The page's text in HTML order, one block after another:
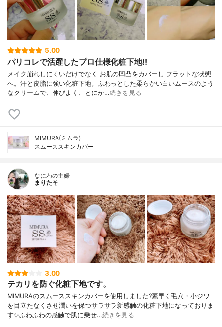
5.00
パリコレで活躍したプロ仕様化粧下地!!
メイク崩れしにくいだけでなく お肌の凹凸をカバーし フラットな状態
へ。汗と皮脂に強い化粧下地。ふわっとした柔らかい白いムースのよう
なクリームで、伸びよく、とにか…続きを見る
MIMURA(ミムラ)
スムーススキンカバー
なにわの主婦
まりたそ
3.00
テカリを防ぐ化粧下地です。
MIMURAのスムーススキンカバーを使用しました?素早く毛穴・小ジワ
を目立たなくさせ潤いを保つサラサラ新感触の化粧下地になっておりま
す✨ふわふわの感触で肌に乗せ…続きを見る